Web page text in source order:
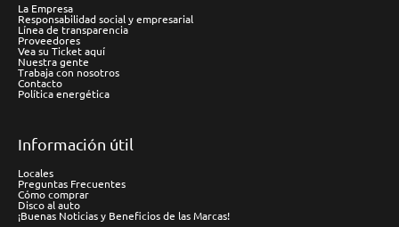
La Empresa
Responsabilidad social y empresarial
Línea de transparencia
Proveedores
Vea su Ticket aquí
Nuestra gente
Trabaja con nosotros
Contacto
Política energética
Información útil
Locales
Preguntas Frecuentes
Cómo comprar
Disco al auto
¡Buenas Noticias y Beneficios de las Marcas!